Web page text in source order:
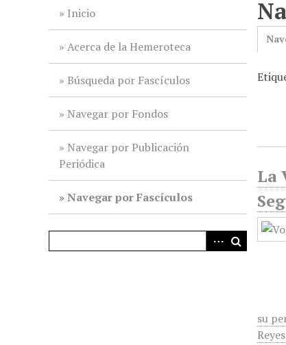
Inicio
Acerca de la Hemeroteca
Búsqueda por Fascículos
Navegar por Fondos
Navegar por Publicación
Periódica
Navegar por Fascículos
La
su